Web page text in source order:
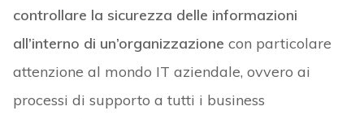
controllare la sicurezza delle informazioni
all’interno di un’organizzazione con particolare
attenzione al mondo IT aziendale, ovvero ai
processi di supporto a tutti i business